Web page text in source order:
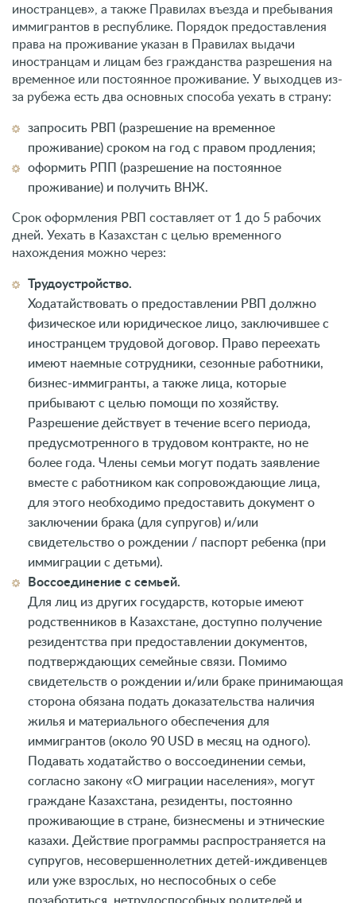
иностранцев», а также Правилах въезда и пребывания
иммигрантов в республике. Порядок предоставления
права на проживание указан в Правилах выдачи
иностранцам и лицам без гражданства разрешения на
временное или постоянное проживание. У выходцев из-
за рубежа есть два основных способа уехать в страну:
запросить РВП (разрешение на временное
проживание) сроком на год с правом продления;
оформить РПП (разрешение на постоянное
проживание) и получить ВНЖ.
Срок оформления РВП составляет от 1 до 5 рабочих
дней. Уехать в Казахстан с целью временного
нахождения можно через:
Трудоустройство.
Ходатайствовать о предоставлении РВП должно
физическое или юридическое лицо, заключившее с
иностранцем трудовой договор. Право переехать
имеют наемные сотрудники, сезонные работники,
бизнес-иммигранты, а также лица, которые
прибывают с целью помощи по хозяйству.
Разрешение действует в течение всего периода,
предусмотренного в трудовом контракте, но не
более года. Члены семьи могут подать заявление
вместе с работником как сопровождающие лица,
для этого необходимо предоставить документ о
заключении брака (для супругов) и/или
свидетельство о рождении / паспорт ребенка (при
иммиграции с детьми).
Воссоединение с семьей.
Для лиц из других государств, которые имеют
родственников в Казахстане, доступно получение
резидентства при предоставлении документов,
подтверждающих семейные связи. Помимо
свидетельств о рождении и/или браке принимающая
сторона обязана подать доказательства наличия
жилья и материального обеспечения для
иммигрантов (около 90 USD в месяц на одного).
Подавать ходатайство о воссоединении семьи,
согласно закону «О миграции населения», могут
граждане Казахстана, резиденты, постоянно
проживающие в стране, бизнесмены и этнические
казахи. Действие программы распространяется на
супругов, несовершеннолетних детей-иждивенцев
или уже взрослых, но неспособных о себе